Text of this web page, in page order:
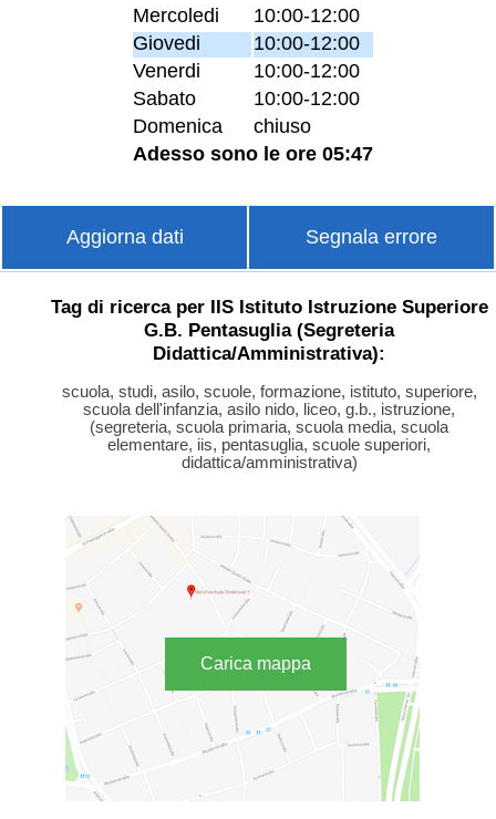
Mercoledi
10:00-12:00
Giovedi
10:00-12:00
Venerdi
10:00-12:00
Sabato
10:00-12:00
Domenica
chiuso
Adesso sono le ore 05:47
Aggiorna dati Segnala errore
Tag di ricerca per IIS Istituto Istruzione Superiore
G.B. Pentasuglia (Segreteria
Didattica/Amministrativa):
scuola, studi, asilo, scuole, formazione, istituto, superiore,
scuola dell'infanzia, asilo nido, liceo, g.b., istruzione,
(segreteria, scuola primaria, scuola media, scuola
elementare, iis, pentasuglia, scuole superiori,
didattica/amministrativa)
Carica mappa